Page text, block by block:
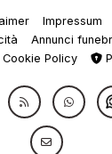
Impressum
Annunci
Policy